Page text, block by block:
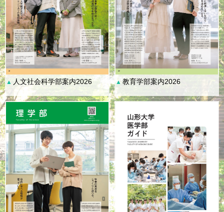
▲ 人文社会科学部案内2026 ▲ 教育学部案内2026